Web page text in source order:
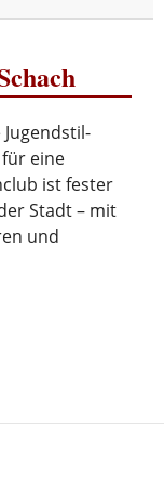
eine
ist fester
Stadt – mit
und